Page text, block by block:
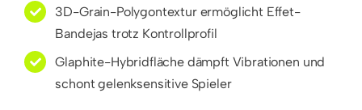
3D-Grain-Polygontextur ermöglicht Effet-
Bandejas trotz Kontrollprofil
Glaphite-Hybridfläche dämpft Vibrationen und
schont gelenksensitive Spieler